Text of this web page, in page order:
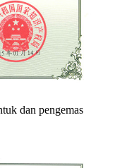
dan pengemas